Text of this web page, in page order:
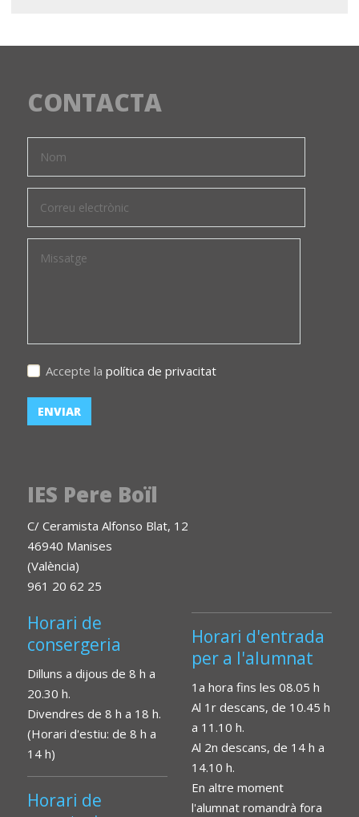
CONTACTA
Accepte la política de privacitat
IES Pere Boïl
C/ Ceramista Alfonso Blat, 12
46940 Manises
(València)
961 20 62 25
Horari de
consergeria
Dilluns a dijous de 8 h a
20.30 h.
Divendres de 8 h a 18 h.
(Horari d'estiu: de 8 h a
14 h)
Horari de
Horari d'entrada
per a l'alumnat
1a hora fins les 08.05 h
Al 1r descans, de 10.45 h
a 11.10 h.
Al 2n descans, de 14 h a
14.10 h.
En altre moment
l'alumnat romandrà fora